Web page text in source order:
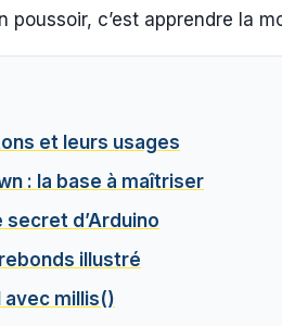
poussoir, c’est apprendre la
et leurs usages
: la base à maîtriser
secret d’Arduino
illustré
avec millis()